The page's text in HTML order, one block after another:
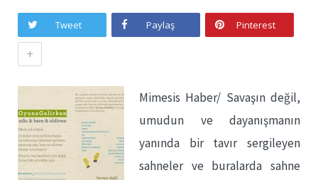
Tweet Paylaş Pinterest
+
Mimesis Haber/ Savaşın değil,
umudun ve dayanışmanın
yanında bir tavır sergileyen
sahneler ve buralarda sahne